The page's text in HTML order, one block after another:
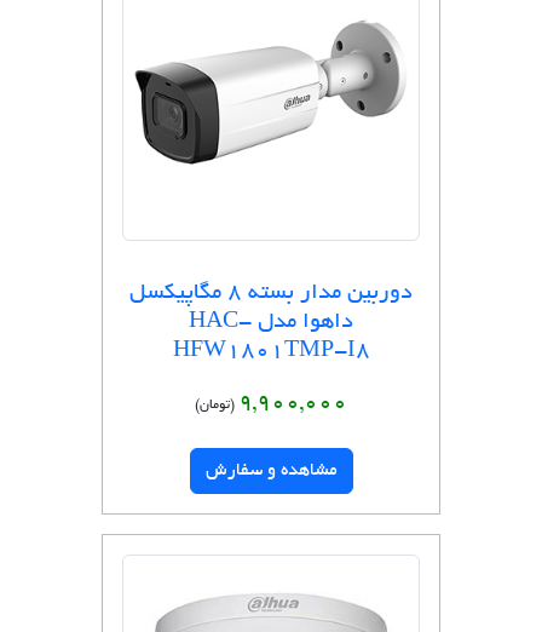
دوربین مدار بسته 8 مگاپیکسل
داهوا مدل HAC-
HFW1801TMP-I8
9,900,000 (تومان)
مشاهده و سفارش